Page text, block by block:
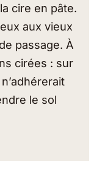
cire en pâte.
aux vieux
passage. À
cirées : sur
le sol